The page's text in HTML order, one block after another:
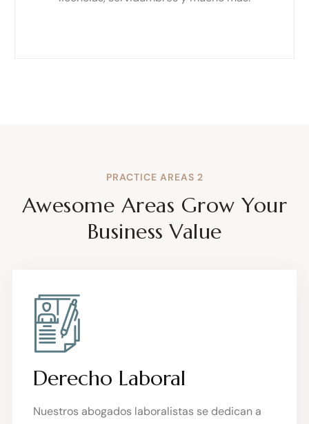
PRACTICE AREAS 2
Awesome Areas Grow Your
Business Value
Derecho Laboral
Nuestros abogados laboralistas se dedican a